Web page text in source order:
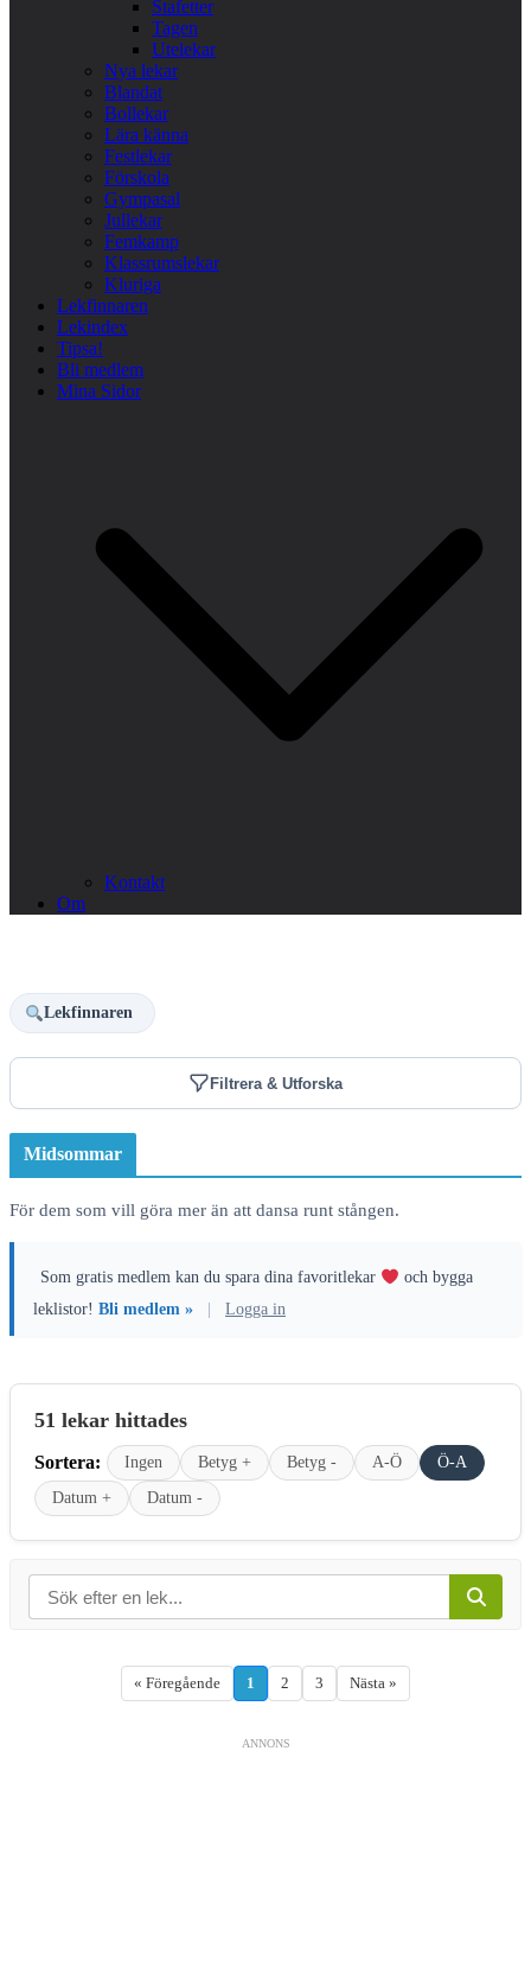
Stafetter
Tagen
Utelekar
Nya lekar
Blandat
Bollekar
Lära känna
Festlekar
Förskola
Gympasal
Jullekar
Femkamp
Klassrumslekar
Kluriga
Lekfinnaren
Lekindex
Tipsa!
Bli medlem
Mina Sidor
Kontakt
Om
Lekfinnaren
Filtrera & Utforska
Midsommar
För dem som vill göra mer än att dansa runt stången.
Som gratis medlem kan du spara dina favoritlekar
och bygga
leklistor! Bli medlem » Logga in
51 lekar hittades
Sortera: Ingen Betyg + Betyg - A-Ö
Ö-A
Datum +
Datum -
« Föregående 1 2 3 Nästa »
ANNONS